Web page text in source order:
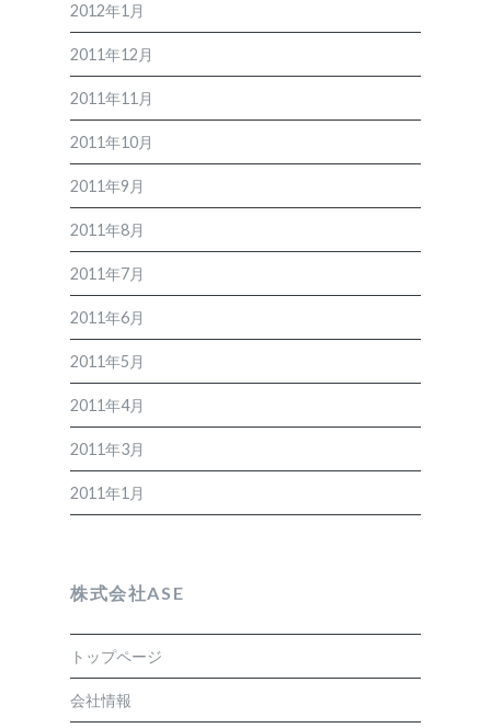
2012年1月
2011年12月
2011年11月
2011年10月
2011年9月
2011年8月
2011年7月
2011年6月
2011年5月
2011年4月
2011年3月
2011年1月
株式会社ASE
トップページ
会社情報